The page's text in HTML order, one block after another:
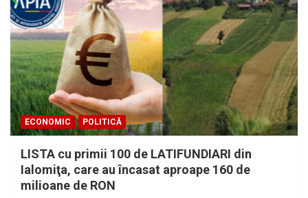
ECONOMIC POLITICĂ
LISTA cu primii 100 de LATIFUNDIARI din
Ialomiţa, care au încasat aproape 160 de
milioane de RON